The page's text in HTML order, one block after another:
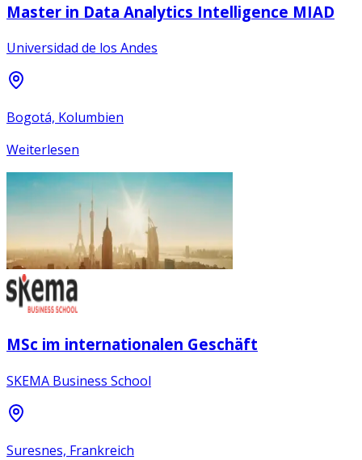
Master in Data Analytics Intelligence MIAD
Universidad de los Andes
Bogotá, Kolumbien
Weiterlesen
MSc im internationalen Geschäft
SKEMA Business School
Suresnes, Frankreich